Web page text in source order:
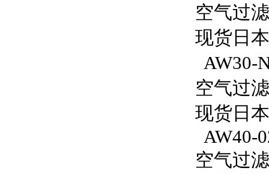
空气过
现货日
AW30-
空气过
现货日
AW40-
空气过